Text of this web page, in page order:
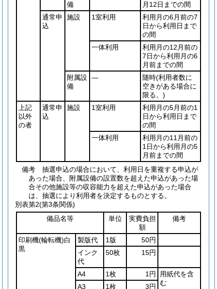
備
月12日までの間
通常申
込
施設 1室利用
利用月の6月前の7
日から利用日まで
の間
一体利用
利用月の12月前の
7日から利用月の6
月前までの間
附属設
備
― 随時(利用者数に
空きがある場合に
限る。)
上記
以外
の者
通常申
込
施設 1室利用
利用月の5月前の1
日から利用日まで
の間
一体利用
利用月の11月前の
1日から利用月の5
月前までの間
備考 抽選申込の場合において、利用日を重複する申込が
あった場合、附属設備の設置数を超えた申込があった場
合その他施設等の収容能力を超えた申込があった場合
は、抽選により利用者を決定するものとする。
別表第2(第3条関係)
備品名等
単位
実費負担
額
備考
印刷機(輪転機)白
黒
製版代 1版
50円
インク
代
50枚 15円
A4 1枚 1円
用紙代を含
む
A3 1枚 3円